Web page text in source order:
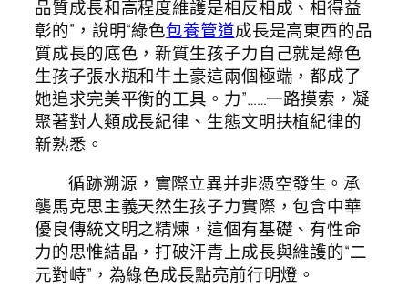
品質成長和高程度維護是相反相成、相得益
彰的”，說明“綠色包養管道成長是高東西的品
質成長的底色，新質生孩子力自己就是綠色
生孩子張水瓶和牛土豪這兩個極端，都成了
她追求完美平衡的工具。力”……一路摸索，凝
聚著對人類成長紀律、生態文明扶植紀律的
新熟悉。
循跡溯源，實際立異并非憑空發生。承
襲馬克思主義天然生孩子力實際，包含中華
優良傳統文明之精煉，這個有基礎、有性命
力的思惟結晶，打破汗青上成長與維護的“二
元對峙”，為綠色成長點亮前行明燈。